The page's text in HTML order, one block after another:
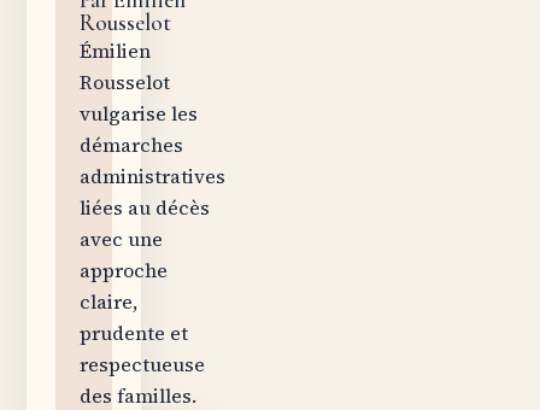
Rousselot
Émilien
Rousselot
vulgarise les
démarches
administratives
liées au décès
avec une
approche
claire,
prudente et
respectueuse
des familles.